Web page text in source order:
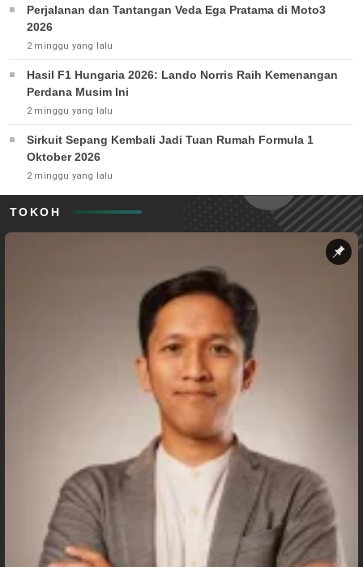
Perjalanan dan Tantangan Veda Ega Pratama di Moto3
2026
2 minggu yang lalu
Hasil F1 Hungaria 2026: Lando Norris Raih Kemenangan
Perdana Musim Ini
2 minggu yang lalu
Sirkuit Sepang Kembali Jadi Tuan Rumah Formula 1
Oktober 2026
2 minggu yang lalu
TOKOH